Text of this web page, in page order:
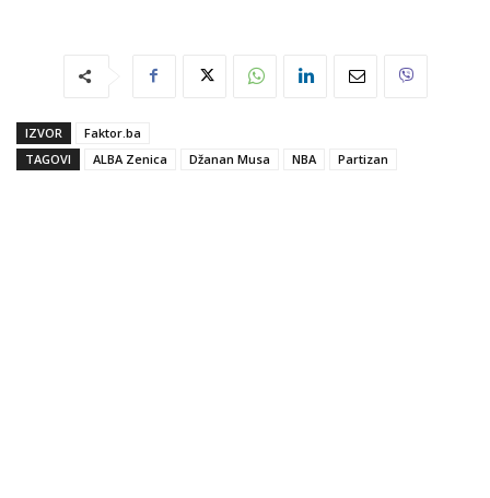
IZVOR
Faktor.ba
TAGOVI
ALBA Zenica Džanan Musa NBA Partizan